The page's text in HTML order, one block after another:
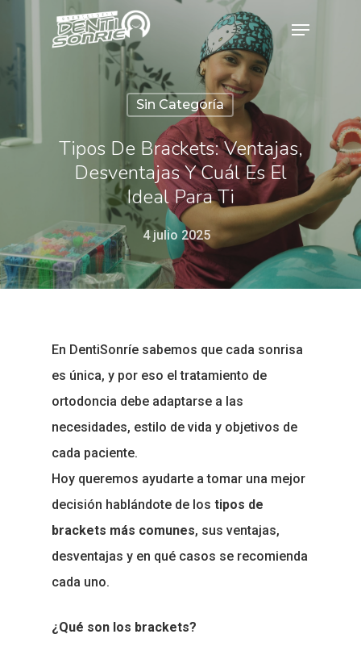
Hit enter to search or ESC to close
Sin Categoría
Tipos De Brackets: Ventajas,
Desventajas Y Cuál Es El
Ideal Para Ti
4 julio 2025
En DentiSonríe sabemos que cada sonrisa
es única, y por eso el tratamiento de
ortodoncia debe adaptarse a las
necesidades, estilo de vida y objetivos de
cada paciente.
Hoy queremos ayudarte a tomar una mejor
decisión hablándote de los tipos de
brackets más comunes, sus ventajas,
desventajas y en qué casos se recomienda
cada uno.
¿Qué son los brackets?